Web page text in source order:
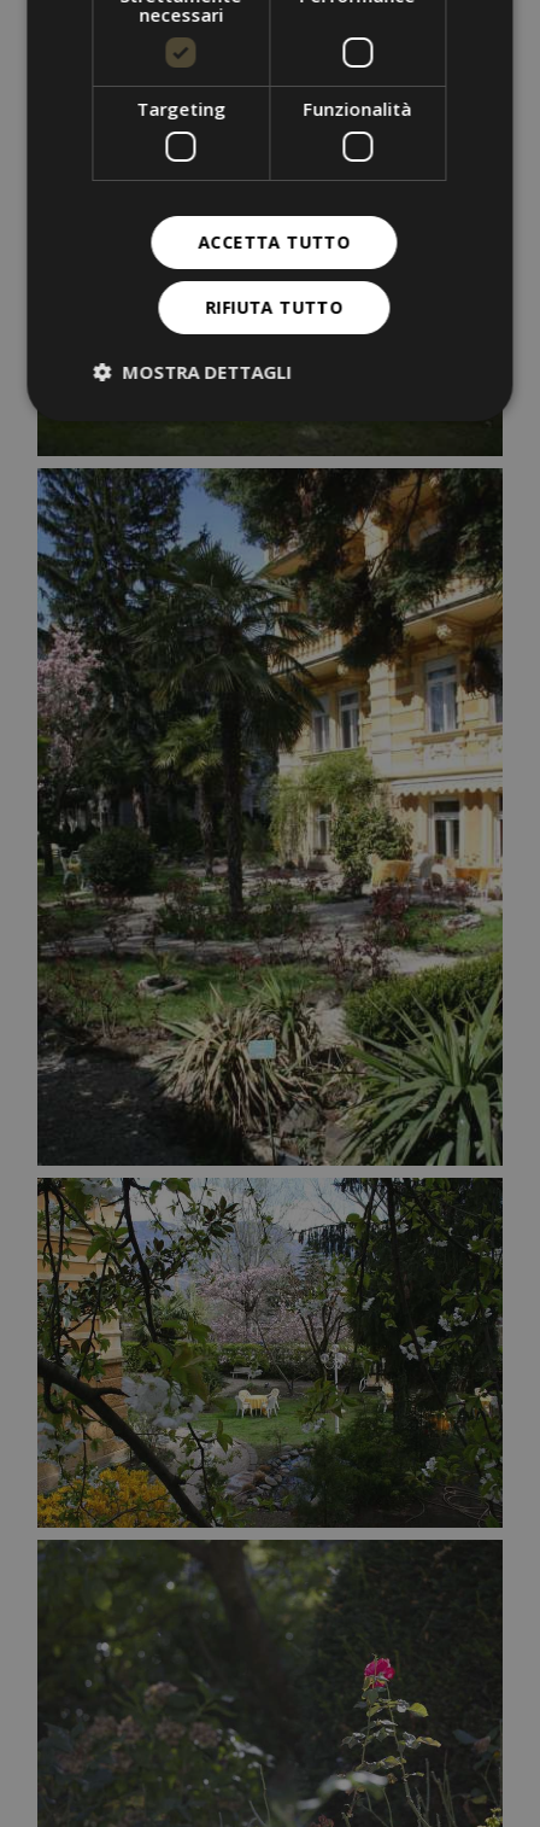
necessari
Targeting Funzionalità
ACCETTA TUTTO
RIFIUTA TUTTO
MOSTRA DETTAGLI